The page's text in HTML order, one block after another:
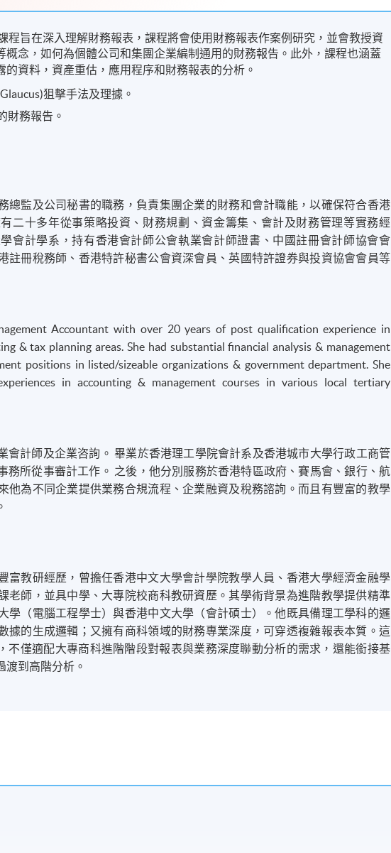
程旨在深入理解財務報表，課程將會使用財務報表作案例研究，並會教授資
念，如何為個體公司和集團企業編制通用的財務報告。 此外，課程也涵蓋
資料，資產重估，應用程序和財務報表的分析。
狙擊手法及理據。
財務報告。
總監及公司秘書的職務，負責集團企業的財務和會計職能，以確保符合香港
二十多年從事策略投資、財務規劃、資金籌集、會計及財務管理等實務經
會計學系，持有香港會計師公會執業會計師證書、中國註冊會計師協會會
註冊稅務師、香港特許秘書公會資深會員、英國特許證券與投資協會會員等
Accountant with over 20 years of post qualification experience in
& tax planning areas. She had substantial financial analysis & management
positions in listed/sizeable organizations & government department. She
in accounting & management courses in various local tertiary
會計師及企業咨詢。 畢業於香港理工學院會計系及香港城市大學行政工商管
務所從事審計工作。 之後，他分別服務於香港特區政府、賽馬會、銀行、航
他為不同企業提供業務合規流程、企業融資及稅務諮詢。而且有豐富的教學
富教研經歷，曾擔任香港中文大學會計學院教學人員、香港大學經濟金融學
老師，並具中學、大專院校商科教研資歷。其學術背景為進階教學提供精準
學（電腦工程學士）與香港中文大學（會計碩士）。他既具備理工學科的邏
據的生成邏輯；又擁有商科領域的財務專業深度，可穿透複雜報表本質。這
不僅適配大專商科進階階段對報表與業務深度聯動分析的需求，還能銜接基
渡到高階分析。